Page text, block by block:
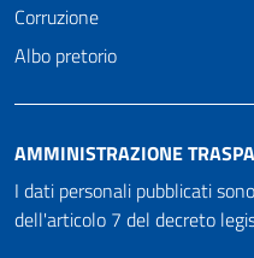
Corruzione
Albo pretorio
AMMINISTRAZIONE
I dati personali pubblicati
dell'articolo 7 del decreto